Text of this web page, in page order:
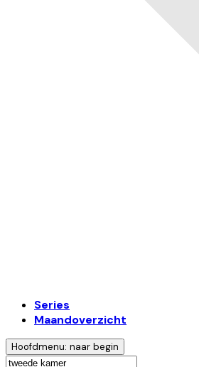
Series
Maandoverzicht
Hoofdmenu: naar begin